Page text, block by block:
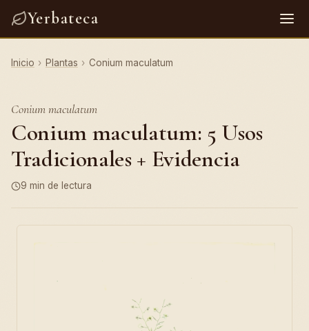
Yerbateca
Inicio › Plantas › Conium maculatum
Conium maculatum
Conium maculatum: 5 Usos
Tradicionales + Evidencia
9 min de lectura